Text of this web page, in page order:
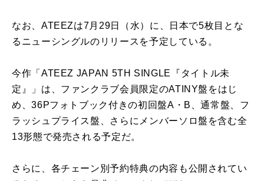
なお、 ATEEZは7月 29日（水）に、日本で5枚目とな
るニューシングルのリリースを予定している。
今作「 ATEEZ JAPAN 5TH SINGLE
『タイトル未
定』」は、ファンクラブ会員限定のATINY盤をはじ
め、36Pフォトブック付きの初回盤A ・ B
、通常盤、フ
ラッシュプライス盤、さらにメンバーソロ盤を含む全
13形態で発売される予定だ。
さらに、各チェーン別予約特典の内容も公開されてい